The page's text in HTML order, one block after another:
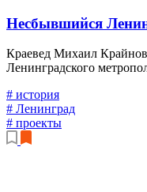
Несбывшийся
Краевед Михаил Крайнов
Ленинградского
# история
# Ленинград
# проекты